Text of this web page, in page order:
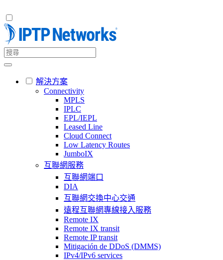
解決方案
Connectivity
MPLS
IPLC
EPL/IEPL
Leased Line
Cloud Connect
Low Latency Routes
JumboIX
互聯網服務
互聯網端口
DIA
互聯網交換中心交通
遠程互聯網專線接入服務
Remote IX
Remote IX transit
Remote IP transit
Mitigación de DDoS (DMMS)
IPv4/IPv6 services